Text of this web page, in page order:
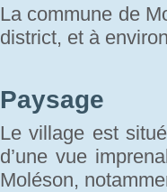
La commune de
district, et à
Paysage
Le village est
d’une vue
Moléson,